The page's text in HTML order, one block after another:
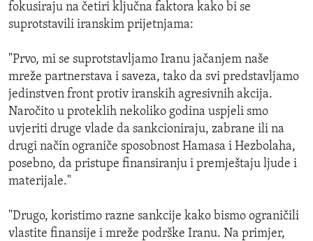
fokusiraju na četiri ključna faktora kako bi se
suprotstavili iranskim prijetnjama:
"Prvo, mi se suprotstavljamo Iranu jačanjem naše
mreže partnerstava i saveza, tako da svi predstavljamo
jedinstven front protiv iranskih agresivnih akcija.
Naročito u proteklih nekoliko godina uspjeli smo
uvjeriti druge vlade da sankcioniraju, zabrane ili na
drugi način ograniče sposobnost Hamasa i Hezbolaha,
posebno, da pristupe finansiranju i premještaju ljude i
materijale."
"Drugo, koristimo razne sankcije kako bismo ograničili
vlastite finansije i mreže podrške Iranu. Na primjer,